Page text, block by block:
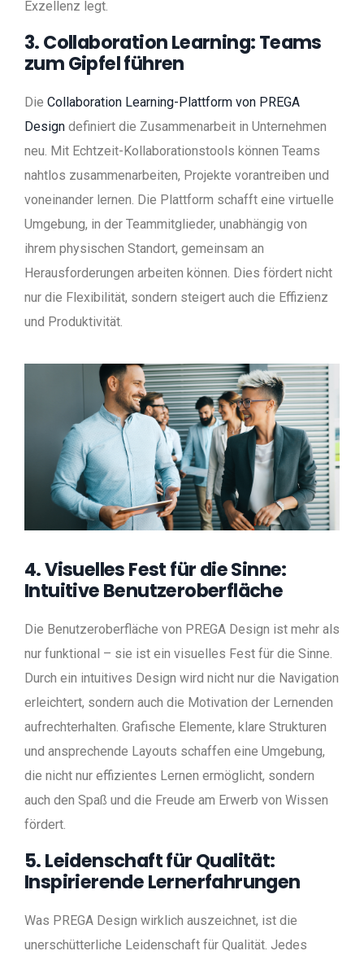
Exzellenz legt.
3. Collaboration Learning: Teams
zum Gipfel führen
Die Collaboration Learning-Plattform von PREGA
Design definiert die Zusammenarbeit in Unternehmen
neu. Mit Echtzeit-Kollaborationstools können Teams
nahtlos zusammenarbeiten, Projekte vorantreiben und
voneinander lernen. Die Plattform schafft eine virtuelle
Umgebung, in der Teammitglieder, unabhängig von
ihrem physischen Standort, gemeinsam an
Herausforderungen arbeiten können. Dies fördert nicht
nur die Flexibilität, sondern steigert auch die Effizienz
und Produktivität.
4. Visuelles Fest für die Sinne:
Intuitive Benutzeroberfläche
Die Benutzeroberfläche von PREGA Design ist mehr als
nur funktional – sie ist ein visuelles Fest für die Sinne.
Durch ein intuitives Design wird nicht nur die Navigation
erleichtert, sondern auch die Motivation der Lernenden
aufrechterhalten. Grafische Elemente, klare Strukturen
und ansprechende Layouts schaffen eine Umgebung,
die nicht nur effizientes Lernen ermöglicht, sondern
auch den Spaß und die Freude am Erwerb von Wissen
fördert.
5. Leidenschaft für Qualität:
Inspirierende Lernerfahrungen
Was PREGA Design wirklich auszeichnet, ist die
unerschütterliche Leidenschaft für Qualität. Jedes